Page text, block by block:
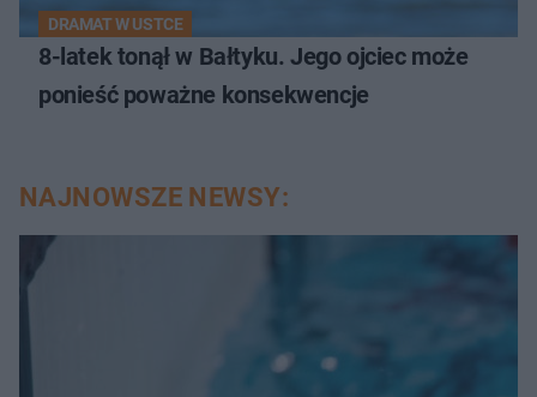
DRAMAT W USTCE
8-latek tonął w Bałtyku. Jego ojciec może
ponieść poważne konsekwencje
NAJNOWSZE NEWSY: